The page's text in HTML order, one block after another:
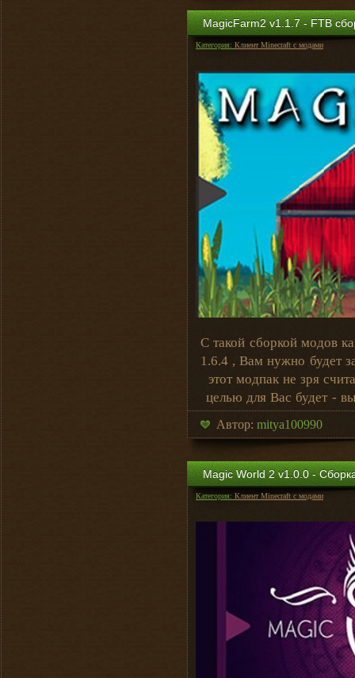
MagicFarm2 v1.1.7 - FTB
Категория: Клиент Minecraft с модами
С такой сборкой модов
1.6.4 , Вам нужно будет
этот модпак не зря
целью для Вас будет -
Автор: mitya100990
Magic World 2 v1.0.0 -
Категория: Клиент Minecraft с модами